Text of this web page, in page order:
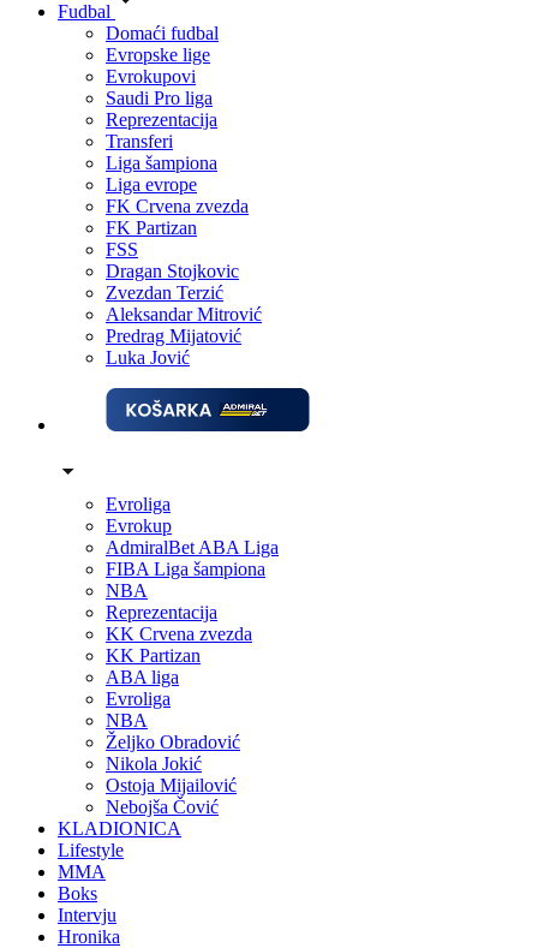
Fudbal
Domaći fudbal
Evropske lige
Evrokupovi
Saudi Pro liga
Reprezentacija
Transferi
Liga šampiona
Liga evrope
FK Crvena zvezda
FK Partizan
FSS
Dragan Stojkovic
Zvezdan Terzić
Aleksandar Mitrović
Predrag Mijatović
Luka Jović
Evroliga
Evrokup
AdmiralBet ABA Liga
FIBA Liga šampiona
NBA
Reprezentacija
KK Crvena zvezda
KK Partizan
ABA liga
Evroliga
NBA
Željko Obradović
Nikola Jokić
Ostoja Mijailović
Nebojša Čović
KLADIONICA
Lifestyle
MMA
Boks
Intervju
Hronika